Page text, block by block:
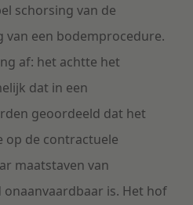
schorsing van de
een bodemprocedure.
af: het achtte het
dat in een
geoordeeld dat het
op de contractuele
maatstaven van
is. Het hof